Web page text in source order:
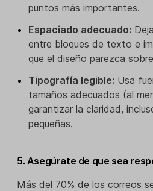
puntos más importantes.
Espaciado adecuado:
entre bloques de texto e
que el diseño parezca
Tipografía legible: Usa
tamaños adecuados (al
garantizar la claridad,
pequeñas.
5. Asegúrate de que sea
Más del 70% de los correos